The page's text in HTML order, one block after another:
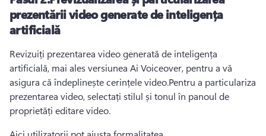
prezentării video generate de inteligența
artificială
Revizuiți prezentarea video generată de inteligența
artificială, mai ales versiunea Ai Voiceover, pentru a vă
asigura că îndeplinește cerințele video.Pentru a particulariza
prezentarea video, selectați stilul și tonul în panoul de
proprietăți editare video.